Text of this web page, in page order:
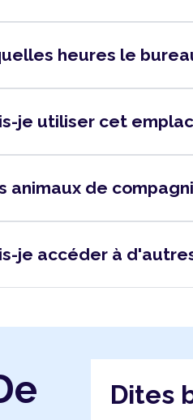
heures le
je utiliser cet
animaux de
je accéder à
Dites